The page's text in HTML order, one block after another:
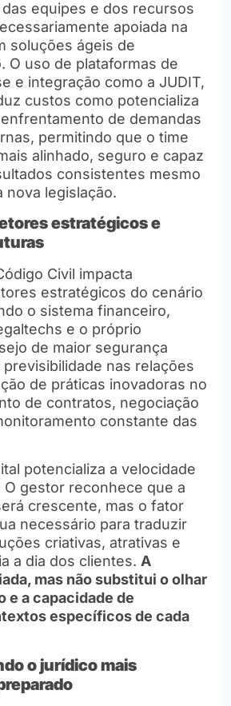
equipes e dos recursos
apoiada na
soluções ágeis de
O uso de plataformas de
e integração como a JUDIT,
custos como potencializa
de demandas
permitindo que o time
alinhado, seguro e capaz
consistentes mesmo
nova legislação.
estratégicos e
Civil impacta
estratégicos do cenário
o sistema financeiro,
e o próprio
de maior segurança
nas relações
de práticas inovadoras no
de contratos, negociação
constante das
potencializa a velocidade
O gestor reconhece que a
crescente, mas o fator
necessário para traduzir
criativas, atrativas e
a dia dos clientes. A
mas não substitui o olhar
e a capacidade de
específicos de cada
o jurídico mais